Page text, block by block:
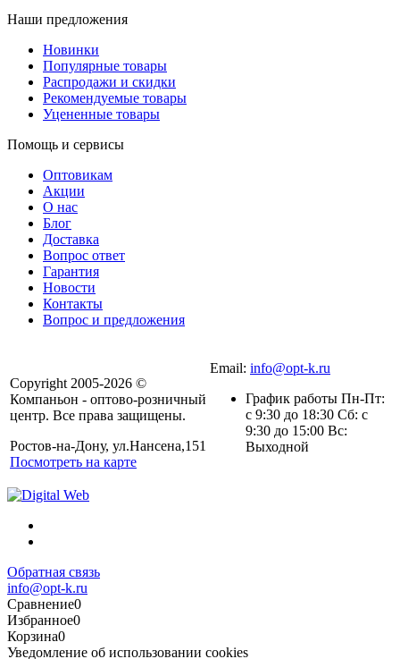
Наши предложения
Новинки
Популярные товары
Распродажи и скидки
Рекомендуемые товары
Уцененные товары
Помощь и сервисы
Оптовикам
Акции
О нас
Блог
Доставка
Вопрос ответ
Гарантия
Новости
Контакты
Вопрос и предложения
Copyright 2005-2026 ©
Компаньон - оптово-розничный
центр. Все права защищены.
Ростов-на-Дону, ул.Нансена,151
Посмотреть на карте
Email: info@opt-k.ru
График работы Пн-Пт:
с 9:30 до 18:30 Сб: с
9:30 до 15:00 Вс:
Выходной
Обратная связь
info@opt-k.ru
Сравнение0
Избранное0
Корзина0
Уведомление об использовании cookies